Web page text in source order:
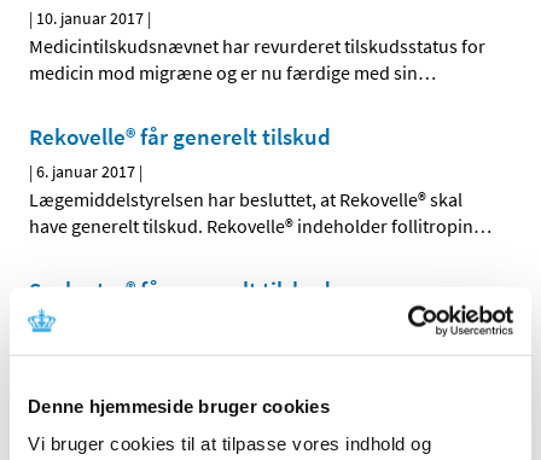
Denne hjemmeside bruger cookies
Vi bruger cookies til at tilpasse vores indhold og
| 10. januar 2017 |
Medicintilskudsnævnet har revurderet tilskudsstatus for
medicin mod migræne og er nu færdige med sin…
Rekovelle® får generelt tilskud
|6. januar 2017 |
Lægemiddelstyrelsen har besluttet, at Rekovelle® skal
have generelt tilskud. Rekovelle® indeholder follitropin…
Soolantra® får generelt tilskud
|6. januar 2017
Lægemiddelstyrelsen har besluttet, at Soolantra® skal
Xultophy får generelt klausuleret tilskud